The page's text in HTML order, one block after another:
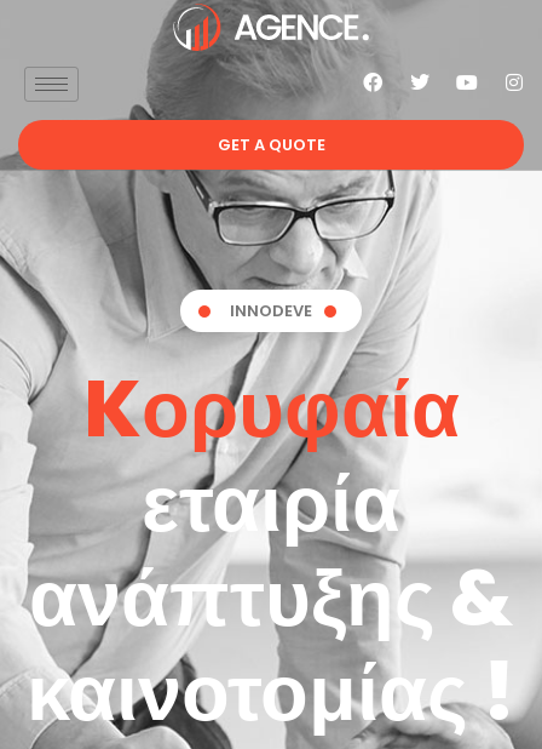
GET A QUOTE
INNODEVE
Kορυφαία
εταιρία
ανάπτυξης &
καινοτομίας !